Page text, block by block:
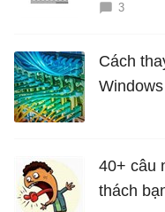
3
Cách
40+ câu
thách